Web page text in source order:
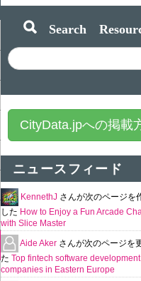
Search
CityData.jpへの掲載
ニュースフィード
KennethJ さんが次のページを
した How to Enjoy a Fun Arcade
with Slice Master
Aide Aker さんが次のページを
た Top fintech software development
companies in Eastern Europe